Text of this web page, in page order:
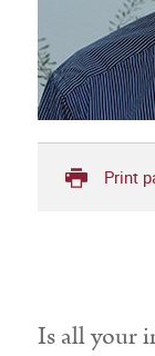
Print
Is all your